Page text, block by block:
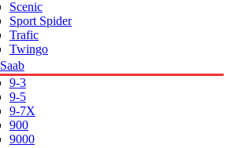
Scenic
Sport Spider
Trafic
Twingo
Saab
9-3
9-5
9-7X
900
9000